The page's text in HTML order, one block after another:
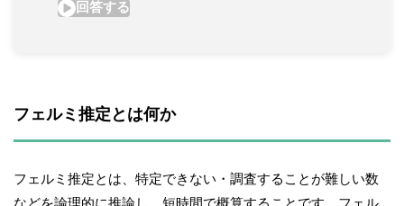
フェルミ推定とは何か
フェルミ推定とは、特定できない・調査することが難しい数